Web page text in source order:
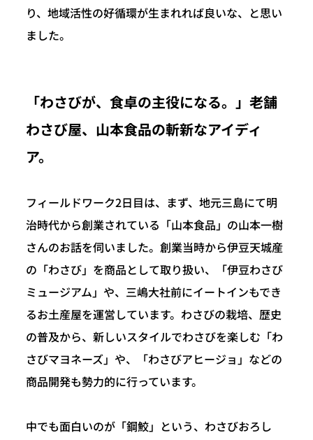
り、地域活性の好循環が生まれれば良いな、と思い
ました。
「わさびが、食卓の主役になる。」老舗
わさび屋、山本食品の斬新なアイディ
ア。
フィールドワーク2日目は、まず、地元三島にて明
治時代から創業されている「山本食品」の山本一樹
さんのお話を伺いました。創業当時から伊豆天城産
の「わさび」を商品として取り扱い、「伊豆わさび
ミュージアム」や、三嶋大社前にイートインもでき
るお土産屋を運営しています。わさびの栽培、歴史
の普及から、新しいスタイルでわさびを楽しむ「わ
さびマヨネーズ」や、「わさびアヒージョ」などの
商品開発も勢力的に行っています。
中でも面白いのが「鋼鮫」という、わさびおろし